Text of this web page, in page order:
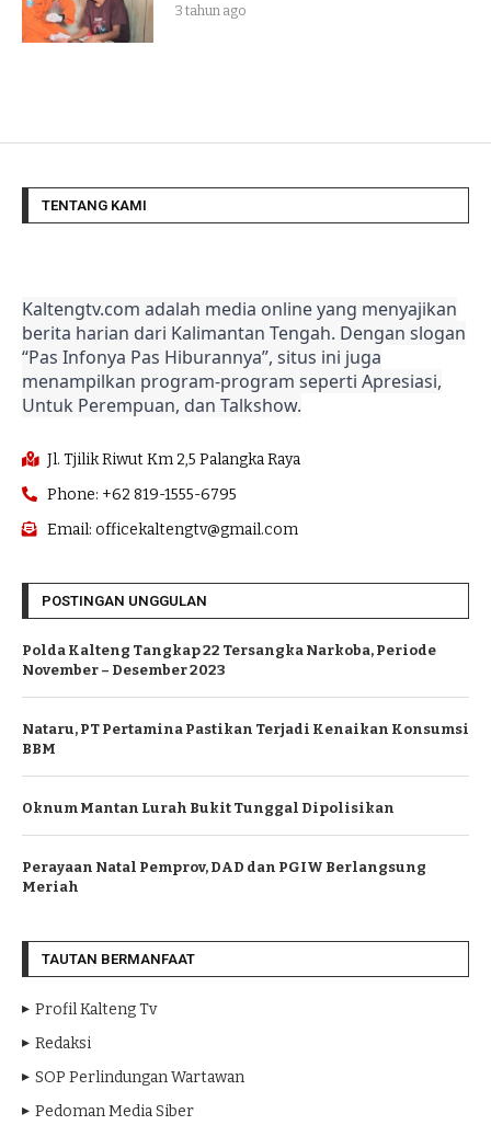
3 tahun ago
TENTANG KAMI
Kaltengtv.com adalah media online yang menyajikan
berita harian dari Kalimantan Tengah. Dengan slogan
“Pas Infonya Pas Hiburannya”, situs ini juga
menampilkan program-program seperti Apresiasi,
Untuk Perempuan, dan Talkshow.
Jl. Tjilik Riwut Km 2,5 Palangka Raya
Phone: +62 819-1555-6795
Email: officekaltengtv@gmail.com
POSTINGAN UNGGULAN
Polda Kalteng Tangkap 22 Tersangka Narkoba, Periode
November – Desember 2023
Nataru, PT Pertamina Pastikan Terjadi Kenaikan Konsumsi
BBM
Oknum Mantan Lurah Bukit Tunggal Dipolisikan
Perayaan Natal Pemprov, DAD dan PGIW Berlangsung
Meriah
TAUTAN BERMANFAAT
Profil Kalteng Tv
Redaksi
SOP Perlindungan Wartawan
Pedoman Media Siber